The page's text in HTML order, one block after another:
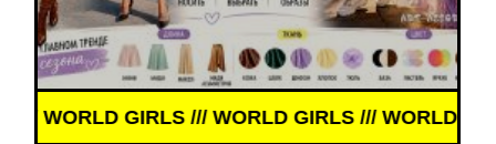
GIRLS /// WORLD GIRLS /// WORLD GIRLS ///